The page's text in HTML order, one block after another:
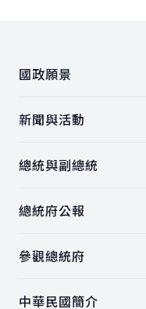
國政願景
新聞與活動
總統與副總統
總統府公報
參觀總統府
中華民國簡介